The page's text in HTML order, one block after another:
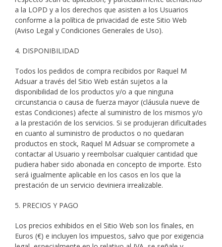
a la LOPD y a los derechos que asisten a los Usuarios
conforme a la política de privacidad de este Sitio Web
(Aviso Legal y Condiciones Generales de Uso).
4. DISPONIBILIDAD
Todos los pedidos de compra recibidos por Raquel M
Adsuar a través del Sitio Web están sujetos a la
disponibilidad de los productos y/o a que ninguna
circunstancia o causa de fuerza mayor (cláusula nueve de
estas Condiciones) afecte al suministro de los mismos y/o
a la prestación de los servicios. Si se produjeran dificultades
en cuanto al suministro de productos o no quedaran
productos en stock, Raquel M Adsuar se compromete a
contactar al Usuario y reembolsar cualquier cantidad que
pudiera haber sido abonada en concepto de importe. Esto
será igualmente aplicable en los casos en los que la
prestación de un servicio deviniera irrealizable.
5. PRECIOS Y PAGO
Los precios exhibidos en el Sitio Web son los finales, en
Euros (€) e incluyen los impuestos, salvo que por exigencia